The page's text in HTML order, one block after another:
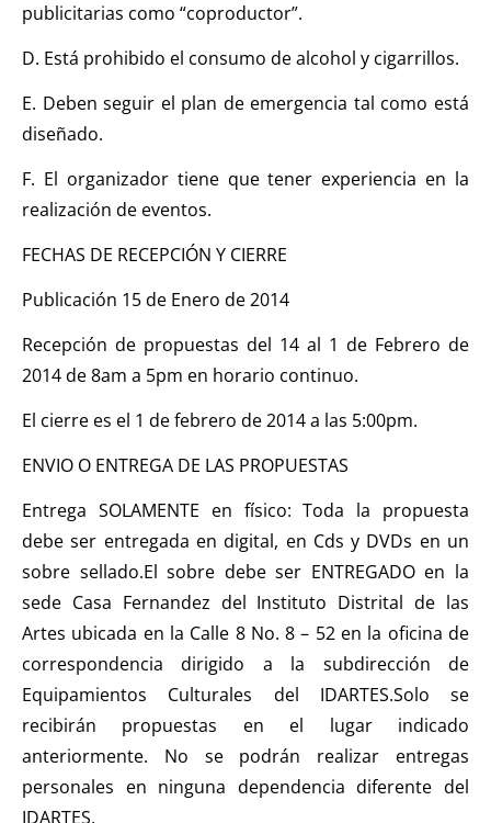
publicitarias como “coproductor”.
D. Está prohibido el consumo de alcohol y cigarrillos.
E. Deben seguir el plan de emergencia tal como está
diseñado.
F. El organizador tiene que tener experiencia en la
realización de eventos.
FECHAS DE RECEPCIÓN Y CIERRE
Publicación 15 de Enero de 2014
Recepción de propuestas del 14 al 1 de Febrero de
2014 de 8am a 5pm en horario continuo.
El cierre es el 1 de febrero de 2014 a las 5:00pm.
ENVIO O ENTREGA DE LAS PROPUESTAS
Entrega SOLAMENTE en físico: Toda la propuesta
debe ser entregada en digital, en Cds y DVDs en un
sobre sellado.El sobre debe ser ENTREGADO en la
sede Casa Fernandez del Instituto Distrital de las
Artes ubicada en la Calle 8 No. 8 – 52 en la oficina de
correspondencia dirigido a la subdirección de
Equipamientos Culturales del IDARTES.Solo se
recibirán propuestas en el lugar indicado
anteriormente. No se podrán realizar entregas
personales en ninguna dependencia diferente del
IDARTES.